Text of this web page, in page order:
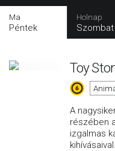
Ma
Péntek
Holnap
Szombat
Toy
A
részében
izgalmas
kihívásaival